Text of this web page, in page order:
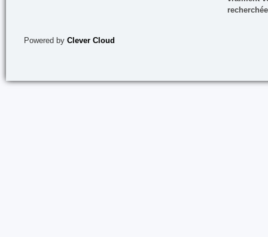
Powered by Clever Cloud